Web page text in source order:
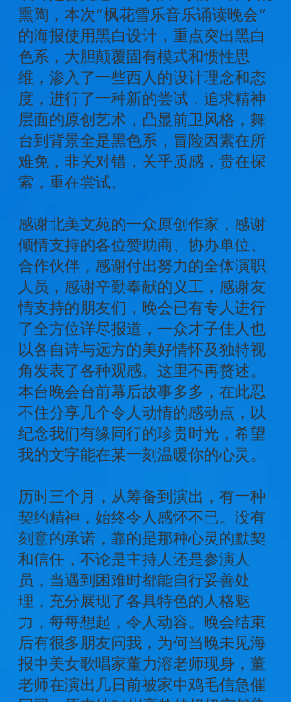
熏陶，本次“枫花雪乐音乐诵读晚会”
的海报使用黑白设计，重点突出黑白
色系，大胆颠覆固有模式和惯性思
维，渗入了一些西人的设计理念和态
度，进行了一种新的尝试，追求精神
层面的原创艺术，凸显前卫风格，舞
台到背景全是黑色系，冒险因素在所
难免，非关对错，关乎质感，贵在探
索，重在尝试。
感谢北美文苑的一众原创作家，感谢
倾情支持的各位赞助商、协办单位、
合作伙伴，感谢付出努力的全体演职
人员，感谢辛勤奉献的义工，感谢友
情支持的朋友们，晚会已有专人进行
了全方位详尽报道，一众才子佳人也
以各自诗与远方的美好情怀及独特视
角发表了各种观感。这里不再赘述。
本台晚会台前幕后故事多多，在此忍
不住分享几个令人动情的感动点，以
纪念我们有缘同行的珍贵时光，希望
我的文字能在某一刻温暖你的心灵。
历时三个月，从筹备到演出，有一种
契约精神，始终令人感怀不已。没有
刻意的承诺，靠的是那种心灵的默契
和信任，不论是主持人还是参演人
员，当遇到困难时都能自行妥善处
理，充分展现了各具特色的人格魅
力，每每想起，令人动容。晚会结束
后有很多朋友问我，为何当晚未见海
报中美女歌唱家董力溶老师现身，董
老师在演出几日前被家中鸡毛信急催